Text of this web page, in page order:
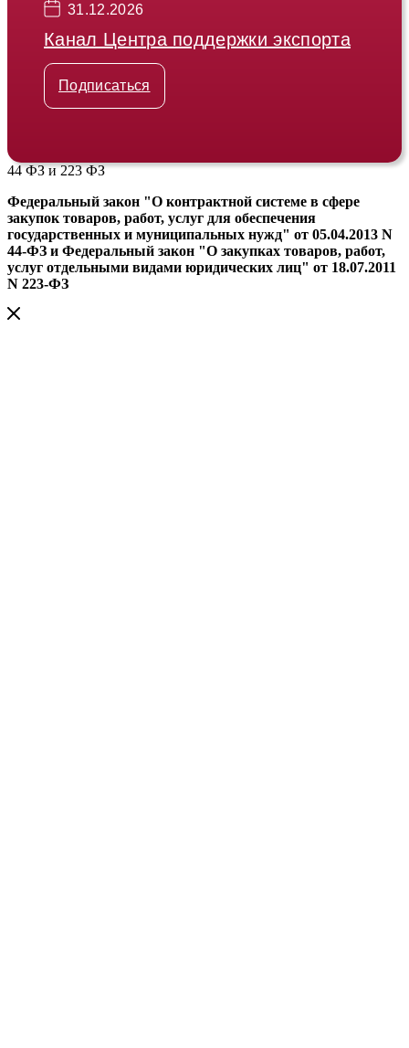
31.12.2026
Канал Центра поддержки экспорта
Подписаться
44 ФЗ и 223 ФЗ
Федеральный закон "О контрактной системе в сфере
закупок товаров, работ, услуг для обеспечения
государственных и муниципальных нужд" от 05.04.2013 N
44-ФЗ и Федеральный закон "О закупках товаров, работ,
услуг отдельными видами юридических лиц" от 18.07.2011
N 223-ФЗ